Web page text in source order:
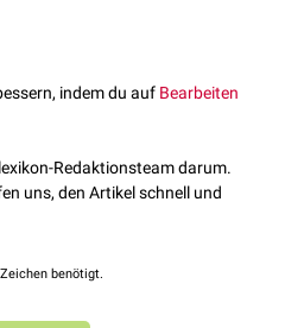
medialis derUlnaund an der
.
Anatomie des aktiven & passiven
Band III (Myologie).
indem du auf Bearbeiten
Redaktionsteam darum.
uns, den Artikel schnell und
benötigt.